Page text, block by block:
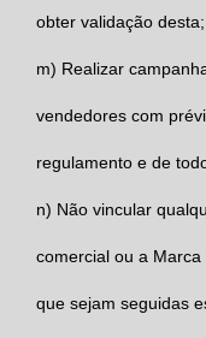
obter validação desta;
m) Realizar
vendedores com
regulamento e de
n) Não vincular
comercial ou a Marca
que sejam seguidas